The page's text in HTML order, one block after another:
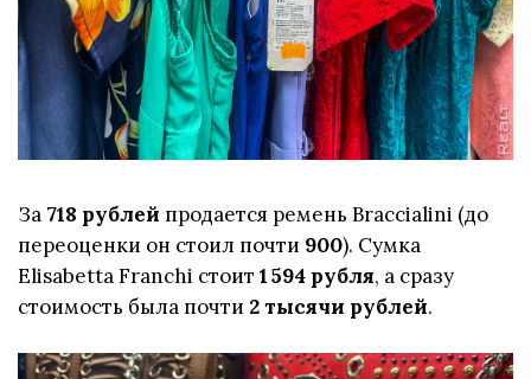
За 718 рублей продается ремень Braccialini (до
переоценки он стоил почти 900). Сумка
Elisabetta Franchi стоит 1 594 рубля, а сразу
стоимость была почти 2 тысячи рублей.